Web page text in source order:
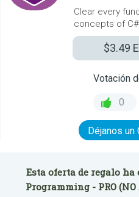
Clear every
concepts of
$3.49
Votación
0
Déjanos un
Esta oferta de regalo ha
Programming - PRO